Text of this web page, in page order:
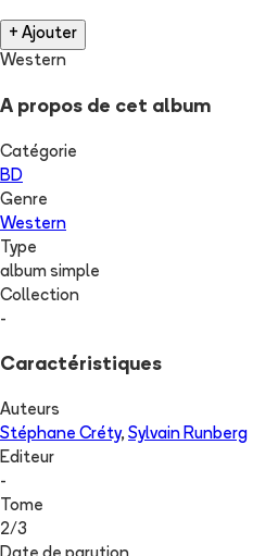
+ Ajouter
Western
A propos de cet album
Catégorie
BD
Genre
Western
Type
album simple
Collection
-
Caractéristiques
Auteurs
Stéphane Créty, Sylvain Runberg
Editeur
-
Tome
2/3